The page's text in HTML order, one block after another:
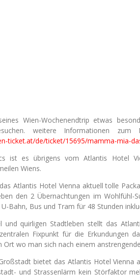
Wien-Wochenendtrip etwas
weitere Informationen
ticket.at/de/ticket/15695/mamma-mia-
ist es übrigens vom Atlantis Hotel
Wiens.
Atlantis Hotel Vienna aktuell tolle
den 2 Übernachtungen im Wohlfühl-
Bahn, Bus und Tram für 48 Stunden
und quirligen Stadtleben stellt das
Fixpunkt für die Erkundungen
Ort wo man sich nach einem
bietet das Atlantis Hotel Vienna
und Strassenlärm kein Störfaktor